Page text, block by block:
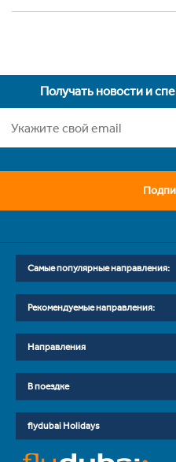
Получать новости и
Самые популярные направления:
Рекомендуемые направления:
Направления
В поездке
flydubai Holidays